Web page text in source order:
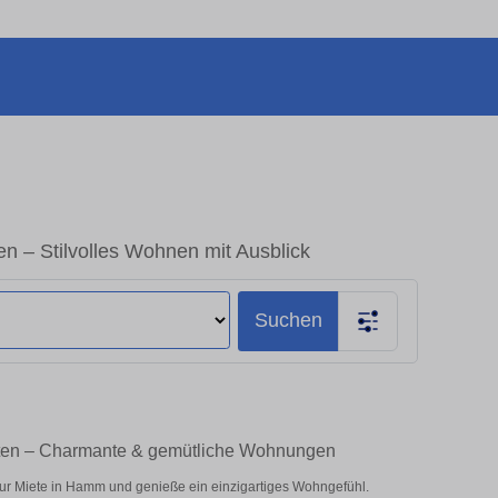
– Stilvolles Wohnen mit Ausblick
Suchen
– Charmante & gemütliche Wohnungen
Miete in Hamm und genieße ein einzigartiges Wohngefühl.